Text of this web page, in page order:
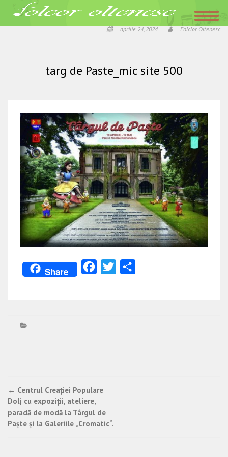
Acasa»Centrul Creației Populare Dolj cu expoziții, ateliere, paradă de modă
aprilie 24, 2024 Folclor Oltenesc
targ de Paste_mic site 500
Share FacebookTwitter
Post
navigation
← Centrul Creației Populare
Dolj cu expoziții, ateliere,
paradă de modă la Târgul de
Paște și la Galeriile „Cromatic“.